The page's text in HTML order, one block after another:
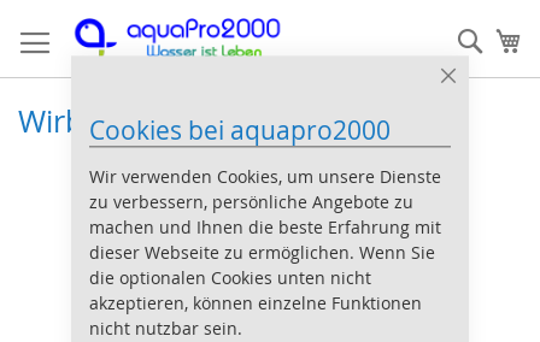
Close
Cookies bei aquapro2000
Wir verwenden Cookies, um unsere Dienste
zu verbessern, persönliche Angebote zu
machen und Ihnen die beste Erfahrung mit
dieser Webseite zu ermöglichen. Wenn Sie
die optionalen Cookies unten nicht
akzeptieren, können einzelne Funktionen
nicht nutzbar sein.
zum
Wirbelbettfilter